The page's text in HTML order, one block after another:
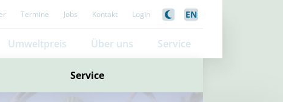
Termine Jobs Kontakt Login EN
Service
Umweltpreis Über uns Service